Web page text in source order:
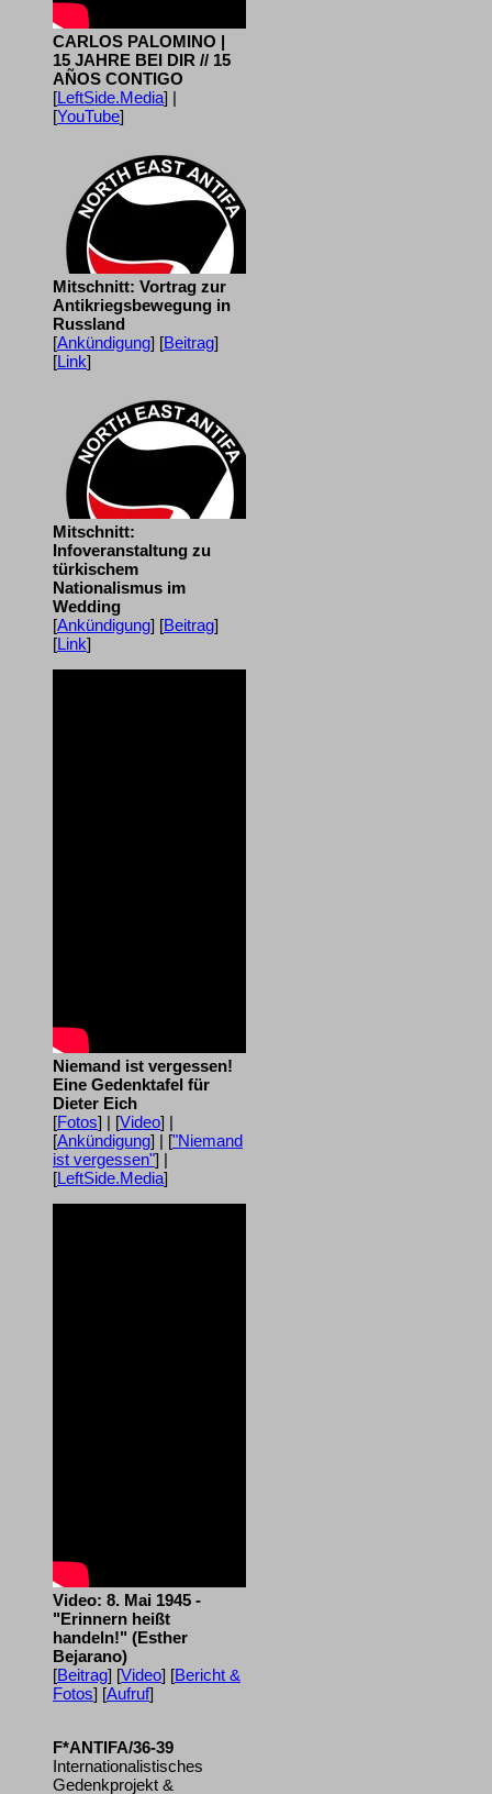
CARLOS PALOMINO |
15 JAHRE BEI DIR // 15
AÑOS CONTIGO
[LeftSide.Media] |
[YouTube]
Mitschnitt: Vortrag zur
Antikriegsbewegung in
Russland
[Ankündigung] [Beitrag]
[Link]
Mitschnitt:
Infoveranstaltung zu
türkischem
Nationalismus im
Wedding
[Ankündigung] [Beitrag]
[Link]
Niemand ist vergessen!
Eine Gedenktafel für
Dieter Eich
[Fotos] | [Video] |
[Ankündigung] | ["Niemand
ist vergessen"] |
[LeftSide.Media]
Video: 8. Mai 1945 -
"Erinnern heißt
handeln!" (Esther
Bejarano)
[Beitrag] [Video] [Bericht &
Fotos] [Aufruf]
F*ANTIFA/36-39
Internationalistisches
Gedenkprojekt &